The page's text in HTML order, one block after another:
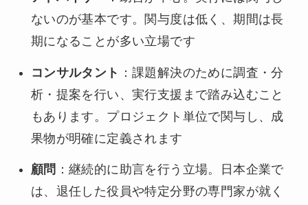
ないのが基本です。関与度は低く、期間は長
期になることが多い立場です
コンサルタント ：課題解決のために調査・分
析・提案を行い、実行支援まで踏み込むこと
もあります。プロジェクト単位で関与し、成
果物が明確に定義されます
顧問 ：継続的に助言を行う立場。日本企業で
は、退任した役員や特定分野の専門家が就く